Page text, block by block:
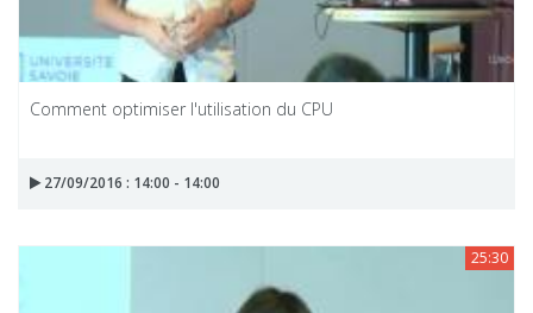
Comment optimiser l'utilisation du CPU
27/09/2016 : 14:00 - 14:00
25:30